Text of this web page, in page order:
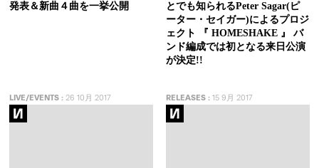
発表＆新曲４曲を一挙公開
とでも知られるPeter Sagar(ピ
ーター・セイガー)によるプロジ
ェクト 『 HOMESHAKE 』 バ
ンド編成では初となる来日公演
が決定!!
LIVE/EVENTS : 26 10月 2017 RELEASES:15 9月 2017